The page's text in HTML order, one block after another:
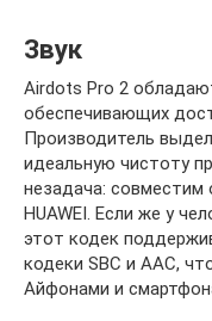
Звук
Airdots Pro 2
обеспечивающих
Производитель
идеальную чистоту
незадача: совместим
HUAWEI. Если же у
этот кодек
кодеки SBC и AAC,
Айфонами и